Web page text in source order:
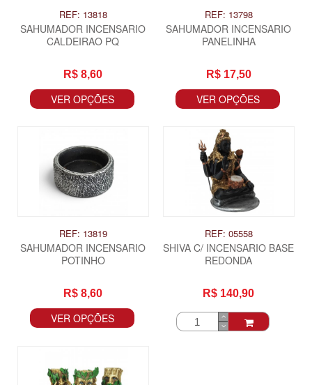
REF: 13818
SAHUMADOR INCENSARIO
CALDEIRAO PQ
R$ 8,60
VER OPÇÕES
REF: 13798
SAHUMADOR INCENSARIO
PANELINHA
R$ 17,50
VER OPÇÕES
REF: 13819
SAHUMADOR INCENSARIO
POTINHO
R$ 8,60
VER OPÇÕES
REF: 05558
SHIVA C/ INCENSARIO BASE
REDONDA
R$ 140,90